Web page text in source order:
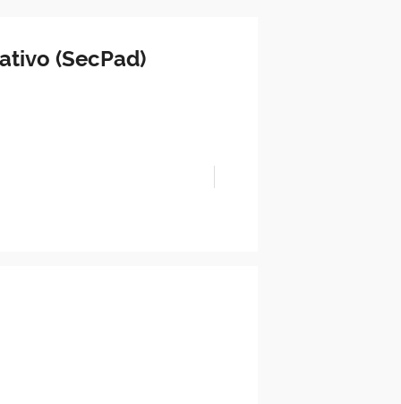
(SecPad)